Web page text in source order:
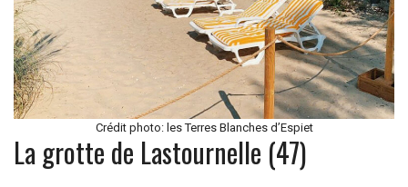
Crédit photo: les Terres Blanches d’Espiet
La grotte de Lastournelle (47)